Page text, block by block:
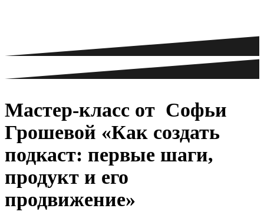
Мастер-класс от Софьи
Грошевой «Как создать
подкаст: первые шаги,
продукт и его
продвижение»